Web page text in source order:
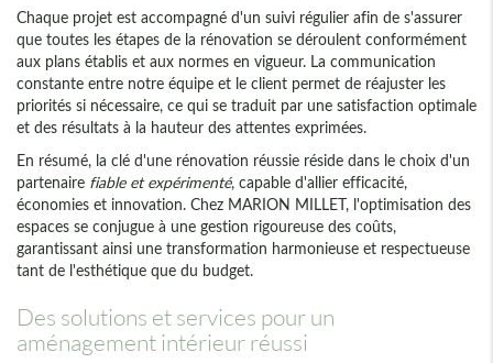
Chaque projet est accompagné d'un suivi régulier afin de s'assurer
que toutes les étapes de la rénovation se déroulent conformément
aux plans établis et aux normes en vigueur. La communication
constante entre notre équipe et le client permet de réajuster les
priorités si nécessaire, ce qui se traduit par une satisfaction optimale
et des résultats à la hauteur des attentes exprimées.
En résumé, la clé d'une rénovation réussie réside dans le choix d'un
partenaire fiable et expérimenté, capable d'allier efficacité,
économies et innovation. Chez MARION MILLET, l'optimisation des
espaces se conjugue à une gestion rigoureuse des coûts,
garantissant ainsi une transformation harmonieuse et respectueuse
tant de l'esthétique que du budget.
Des solutions et services pour un
aménagement intérieur réussi